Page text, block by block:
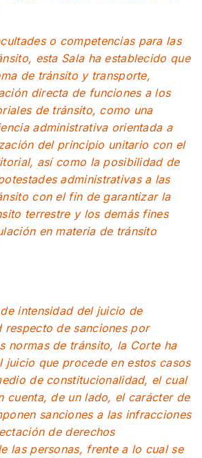
o competencias para las
esta Sala ha establecido que
de tránsito y transporte,
directa de funciones a los
de tránsito, como una
administrativa orientada a
del principio unitario con el
así como la posibilidad de
administrativas a las
con el fin de garantizar la
terrestre y los demás fines
en materia de tránsito
intensidad del juicio de
respecto de sanciones por
normas de tránsito, la Corte ha
juicio que procede en estos casos
de constitucionalidad, el cual
cuenta, de un lado, el carácter de
sanciones a las infracciones
de derechos
las personas, frente a lo cual se